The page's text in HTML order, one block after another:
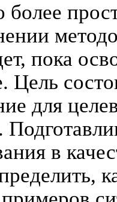
более
пока
Цель
для
в